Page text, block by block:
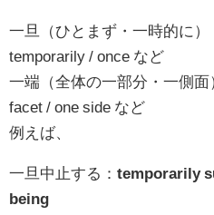
一旦（ひとまず・一時的に
temporarily / once など
一端（全体の一部分・一側
facet / one side など
例えば、
一旦中止する： temporarily
being